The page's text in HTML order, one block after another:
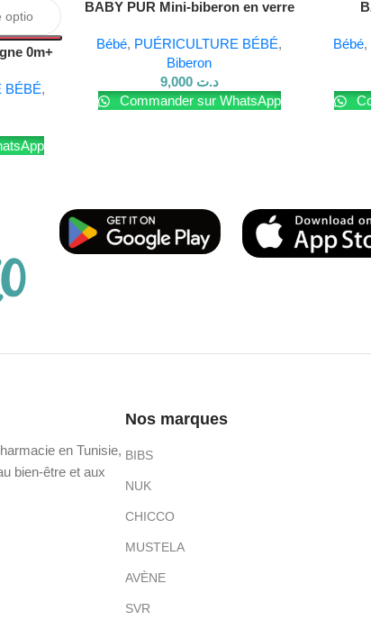
0m+
BÉBÉ,
BABY PUR Mini-biberon en verre
Bébé, PUÉRICULTURE BÉBÉ,
Biberon
د.ت 9,000
Commander sur WhatsApp
Lire La
Bébé,
en Tunisie,
bien-être et aux
Nos marques
BIBS
NUK
CHICCO
MUSTELA
AVÈNE
SVR